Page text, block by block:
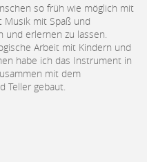
so früh wie möglich mit
Musik mit Spaß und
erlernen zu lassen.
Arbeit mit Kindern und
habe ich das Instrument in
mit dem
Teller gebaut.